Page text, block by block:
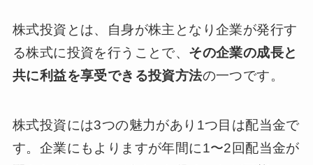
株式投資とは、自身が株主となり企業が発行す
る株式に投資を行うことで、 その企業の成長と
共に利益を享受できる投資方法の一つです。
株式投資には3つの魅力があり1つ目は配当金で
す。企業にもよりますが年間に1〜2回配当金が